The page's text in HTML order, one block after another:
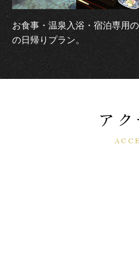
お食事・温泉入浴・宿泊専用
の日帰りプラン。
ア